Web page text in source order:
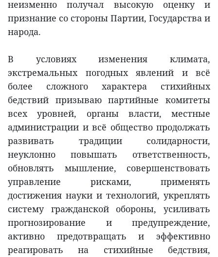
неизменно получал высокую оценку и
признание со стороны Партии, Государства и
народа.
В условиях изменения климата,
экстремальных погодных явлений и всё
более сложного характера стихийных
бедствий призываю партийные комитеты
всех уровней, органы власти, местные
администрации и всё общество продолжать
развивать традиции солидарности,
неуклонно повышать ответственность,
обновлять мышление, совершенствовать
управление рисками, применять
достижения науки и технологий, укреплять
систему гражданской обороны, усиливать
прогнозирование и предупреждение,
активно предотвращать и эффективно
реагировать на стихийные бедствия,